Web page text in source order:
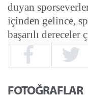
duyan
içinden gelince,
başarılı dereceler
FOTOĞRAFLAR